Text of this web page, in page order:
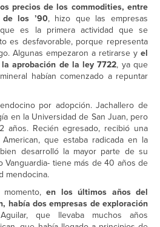
precios de los commodities, entre
los ’90, hizo que las empresas
es la primera actividad que se
es desfavorable, porque representa
Algunas empezaron a retirarse y el
aprobación de la ley 7722, ya que
habían comenzado a repuntar
por adopción. Jachallero de
en la Universidad de San Juan, pero
años. Recién egresado, recibió una
que estaba radicada en la
desarrolló la mayor parte de su
tiene más de 40 años de
mendocina.
momento,en los últimos años del
había dos empresas de exploración
que llevaba muchos años